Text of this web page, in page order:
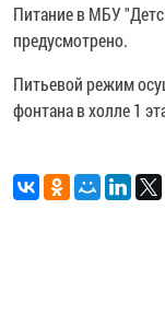
Питание в МБУ
предусмотрено.
Питьевой режим
фонтана в холле 1